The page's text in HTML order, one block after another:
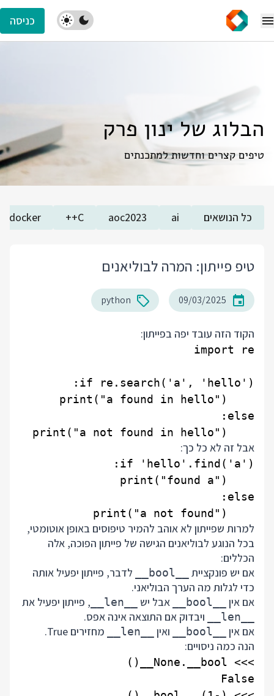
כניסה
הבלוג של ינון פרק
טיפים קצרים וחדשות למתכנתים
כל הנושאים ai
aoc2023
C++
docker
טיפ פייתון: המרה לבוליאנים
09/03/2025
python
הקוד הזה עובד יפה בפייתון:
אבל זה לא כל כך:
למרות שפייתון לא אוהב להמיר טיפוסים באופן אוטומטי,
בכל הנוגע לבוליאנים הגישה של פייתון הפוכה, אלה
הכללים:
אם יש פונקציית
__bool__
לדבר, פייתון יפעיל אותה
כדי לגלות מה הערך הבוליאני.
אם אין
__bool__ אבל יש __len__ , פייתון יפעיל את
__len__
ויבדוק אם התוצאה אינה אפס.
אם אין
__bool__ ואין __len__
מחזירים True.
הנה כמה ניסויים: